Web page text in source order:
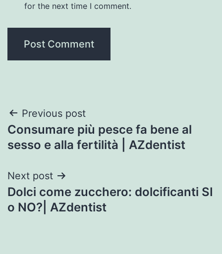
for the next time I comment.
Post
navigation
Previous post
Consumare più pesce fa bene al
sesso e alla fertilità | AZdentist
Next post
Dolci come zucchero: dolcificanti SI
o NO?| AZdentist